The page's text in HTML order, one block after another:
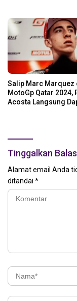
Salip Marc Marquez
MotoGp Qatar 2024,
Acosta Langsung
Tinggalkan
Alamat email Anda
ditandai *